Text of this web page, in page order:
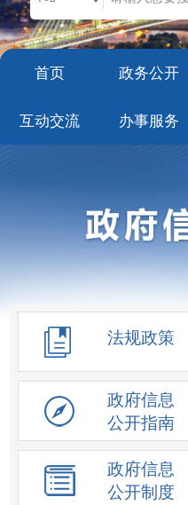
首页 政务公开
互动交流 办事服务
法规政策
政府信息
公开指南
政府信息
公开制度